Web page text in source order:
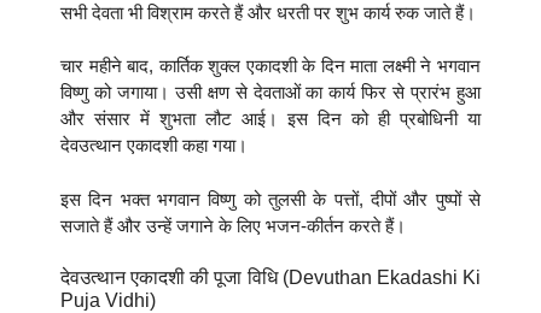
सभी देवता भी विश्राम करते हैं और धरती पर शुभ कार्य रुक जाते हैं।
चार महीने बाद, कार्तिक शुक्ल एकादशी के दिन माता लक्ष्मी ने भगवान
विष्णु को जगाया। उसी क्षण से देवताओं का कार्य फिर से प्रारंभ हुआ
और संसार में शुभता लौट आई। इस दिन को ही प्रबोधिनी या
देवउत्थान एकादशी कहा गया।
इस दिन भक्त भगवान विष्णु को तुलसी के पत्तों, दीपों और पुष्पों से
सजाते हैं और उन्हें जगाने के लिए भजन-कीर्तन करते हैं।
देवउत्थान एकादशी की पूजा विधि (Devuthan Ekadashi Ki
Puja Vidhi)